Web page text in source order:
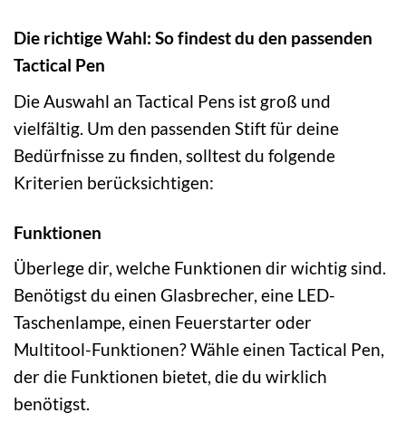
Die richtige Wahl: So findest du den passenden
Tactical Pen
Die Auswahl an Tactical Pens ist groß und
vielfältig. Um den passenden Stift für deine
Bedürfnisse zu finden, solltest du folgende
Kriterien berücksichtigen:
Funktionen
Überlege dir, welche Funktionen dir wichtig sind.
Benötigst du einen Glasbrecher, eine LED-
Taschenlampe, einen Feuerstarter oder
Multitool-Funktionen? Wähle einen Tactical Pen,
der die Funktionen bietet, die du wirklich
benötigst.